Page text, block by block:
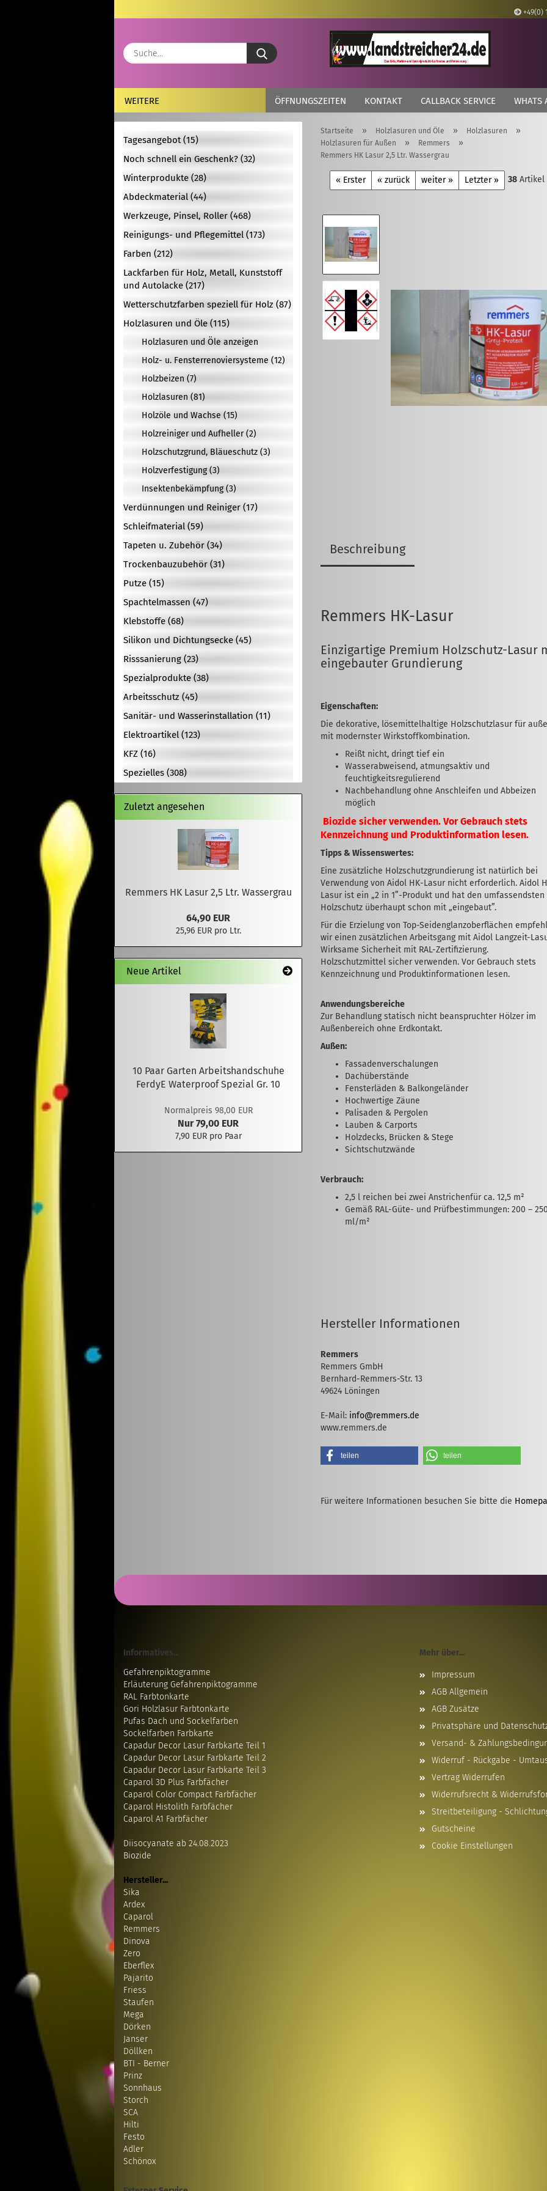
+49(0)
Lieferland
Suche...
ÖFFNUNGSZEITEN KONTAKT CALLBACK SERVICE WHATS
WEITERE
Startseite » Holzlasuren und Öle » Holzlasuren »
Holzlasuren für Außen » Remmers »
Remmers HK Lasur 2,5 Ltr. Wassergrau
« Erster « zurück weiter » Letzter » 38 Artikel
Beschreibung
Remmers HK-Lasur
Einzigartige Premium Holzschutz-Lasur
eingebauter Grundierung
Eigenschaften:
Die dekorative, lösemittelhaltige Holzschutzlasur für
mit modernster Wirkstoffkombination.
Reißt nicht, dringt tief ein
Wasserabweisend, atmungsaktiv und
feuchtigkeitsregulierend
Nachbehandlung ohne Anschleifen und Abbeizen
möglich
Biozide sicher verwenden. Vor Gebrauch stets
Kennzeichnung und Produktinformation lesen.
Tipps & Wissenswertes:
Eine zusätzliche Holzschutzgrundierung ist natürlich bei
Verwendung von Aidol HK-Lasur nicht erforderlich. Aidol
Lasur ist ein „2 in 1”-Produkt und hat den umfassendsten
Holzschutz überhaupt schon mit „eingebaut”.
Für die Erzielung von Top-Seidenglanzoberflächen
wir einen zusätzlichen Arbeitsgang mit Aidol Langzeit-
Wirksame Sicherheit mit RAL-Zertifizierung.
Holzschutzmittel sicher verwenden. Vor Gebrauch stets
Kennzeichnung und Produktinformationen lesen.
Anwendungsbereiche
Zur Behandlung statisch nicht beanspruchter Hölzer im
Außenbereich ohne Erdkontakt.
Außen:
Fassadenverschalungen
Dachüberstände
Fensterläden & Balkongeländer
Hochwertige Zäune
Palisaden & Pergolen
Lauben & Carports
Holzdecks, Brücken & Stege
Sichtschutzwände
Verbrauch:
2,5 l reichen bei zwei Anstrichenfür ca. 12,5 m²
Gemäß RAL-Güte- und Prüfbestimmungen: 200 –
ml/m²
Hersteller Informationen
Remmers
Remmers GmbH
Bernhard-Remmers-Str. 13
49624 Löningen
E-Mail: info@remmers.de
www.remmers.de
teilen teilen
Für weitere Informationen besuchen Sie bitte die
Tagesangebot (15)
Noch schnell ein Geschenk? (32)
Winterprodukte (28)
Abdeckmaterial (44)
Werkzeuge, Pinsel, Roller (468)
Reinigungs- und Pflegemittel (173)
Farben (212)
Lackfarben für Holz, Metall, Kunststoff
und Autolacke (217)
Wetterschutzfarben speziell für Holz (87)
Holzlasuren und Öle (115)
Holzlasuren und Öle anzeigen
Holz- u. Fensterrenoviersysteme (12)
Holzbeizen (7)
Holzlasuren (81)
Holzöle und Wachse (15)
Holzreiniger und Aufheller (2)
Holzschutzgrund, Bläueschutz (3)
Holzverfestigung (3)
Insektenbekämpfung (3)
Verdünnungen und Reiniger (17)
Schleifmaterial (59)
Tapeten u. Zubehör (34)
Trockenbauzubehör (31)
Putze (15)
Spachtelmassen (47)
Klebstoffe (68)
Silikon und Dichtungsecke (45)
Risssanierung (23)
Spezialprodukte (38)
Arbeitsschutz (45)
Sanitär- und Wasserinstallation (11)
Elektroartikel (123)
KFZ (16)
Spezielles (308)
Zuletzt angesehen
Remmers HK Lasur 2,5 Ltr. Wassergrau
64,90 EUR
25,96 EUR pro Ltr.
Neue Artikel
10 Paar Garten Arbeitshandschuhe
FerdyE Waterproof Spezial Gr. 10
Normalpreis 98,00 EUR
Nur 79,00 EUR
7,90 EUR pro Paar
Informatives...
Gefahrenpiktogramme
Erläuterung Gefahrenpiktogramme
RAL Farbtonkarte
Gori Holzlasur Farbtonkarte
Pufas Dach und Sockelfarben
Sockelfarben Farbkarte
Capadur Decor Lasur Farbkarte Teil 1
Capadur Decor Lasur Farbkarte Teil 2
Capadur Decor Lasur Farbkarte Teil 3
Caparol 3D Plus Farbfächer
Caparol Color Compact Farbfächer
Caparol Histolith Farbfächer
Caparol A1 Farbfächer
Diisocyanate ab 24.08.2023
Biozide
Hersteller...
Sika
Ardex
Caparol
Remmers
Dinova
Zero
Eberflex
Pajarito
Friess
Staufen
Mega
Dörken
Janser
Döllken
BTI - Berner
Prinz
Sonnhaus
Storch
SCA
Hilti
Festo
Adler
Schönox
Mehr über...
Impressum
AGB Allgemein
AGB Zusätze
Privatsphäre und
Versand- &
Widerruf - Rückgabe -
Vertrag Widerrufen
Widerrufsrecht &
Streitbeteiligung -
Gutscheine
Cookie Einstellungen